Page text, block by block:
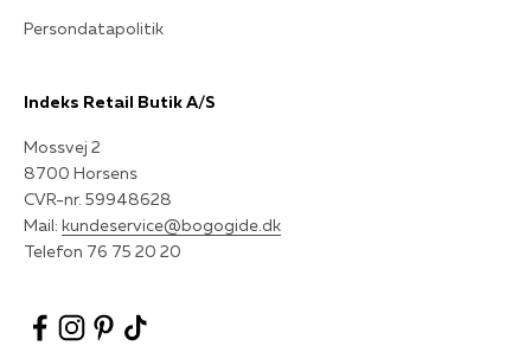
Persondatapolitik
Indeks Retail Butik A/S
Mossvej 2
8700 Horsens
CVR-nr. 59948628
Mail: kundeservice@bogogide.dk
Telefon 76 75 20 20